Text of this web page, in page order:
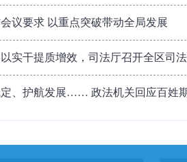
议要求 以重点突破带动全局发展
实干提质增效，司法厅召开全区司
、护航发展…… 政法机关回应百姓